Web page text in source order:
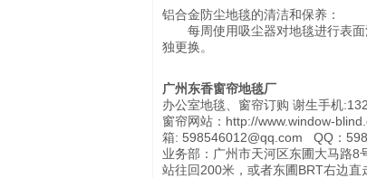
铝合金防尘地毯的清洁和保养：
每周使用吸尘器对地毯进行表面
独更换。
广州东香窗帘地毯厂
办公室地毯、窗帘订购 谢生手机
窗帘网站：http://www.window-
箱: 598546012@qq.com QQ：
业务部：广州市天河区东圃大马路
站往回200米，或者东圃BRT右边直